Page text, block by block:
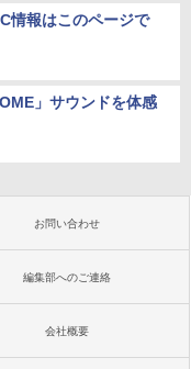
情報はこのページで
」サウンドを体感
お問い合わせ
編集部へのご連絡
会社概要